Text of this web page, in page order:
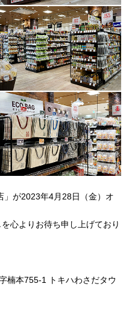
」が2023年4月28日（金）オ
心よりお待ち申し上げており
楠本755-1 トキハわさだタウ